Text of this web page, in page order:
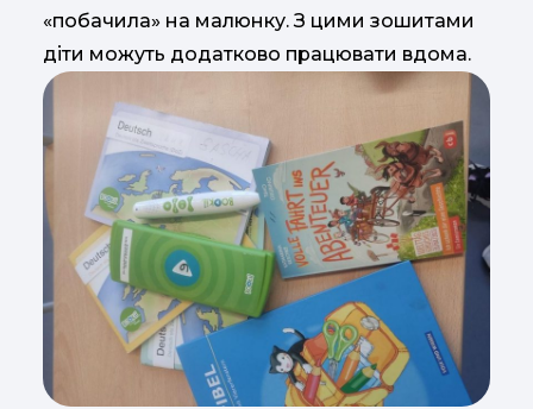
«побачила» на малюнку. З цими зошитами
діти можуть додатково працювати вдома.